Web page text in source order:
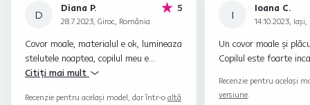
D Diana P.
28.7.2023, Giroc, România
5stele
Covor moale, materialul e ok, lumineaza
stelutele noaptea, copilul meu e
incantat de el.
Citiți mai mult
Recenzie pentru același model, dar într-o altă
I Ioana C.
14.10.2023,
Un covor moale și
Copilul este foarte
Recenzie pentru același
versiune.